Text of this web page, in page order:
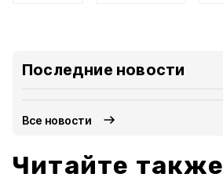
Последние новости
Все новости
Читайте также